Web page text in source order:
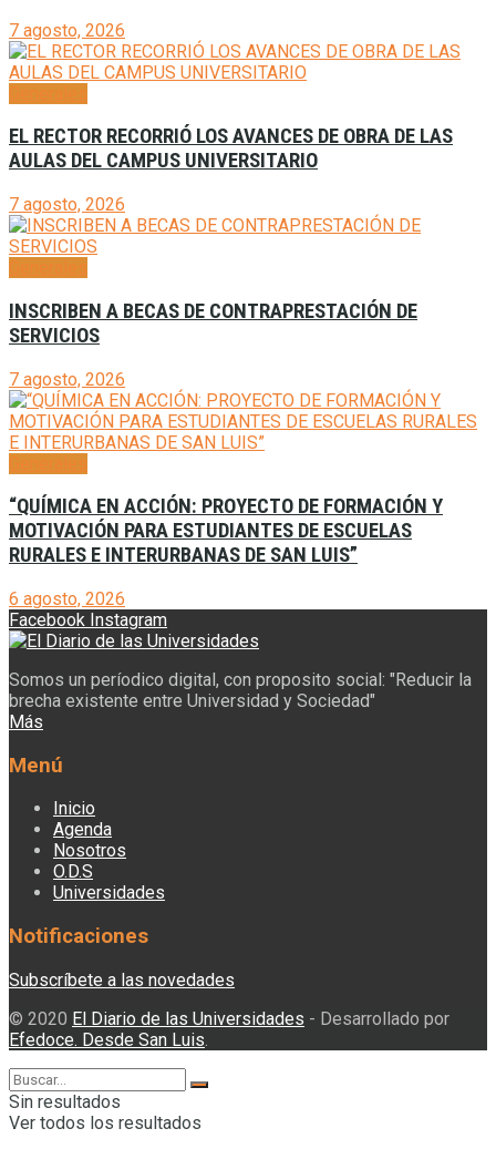
7 agosto, 2026
EL RECTOR RECORRIÓ LOS AVANCES DE OBRA DE LAS
AULAS DEL CAMPUS UNIVERSITARIO
7 agosto, 2026
INSCRIBEN A BECAS DE CONTRAPRESTACIÓN DE
SERVICIOS
7 agosto, 2026
“QUÍMICA EN ACCIÓN: PROYECTO DE FORMACIÓN Y
MOTIVACIÓN PARA ESTUDIANTES DE ESCUELAS
RURALES E INTERURBANAS DE SAN LUIS”
6 agosto, 2026
Facebook Instagram
Somos un períodico digital, con proposito social: "Reducir la
brecha existente entre Universidad y Sociedad"
Más
Menú
Inicio
Agenda
Nosotros
O.D.S
Universidades
Notificaciones
Subscríbete a las novedades
© 2020 El Diario de las Universidades - Desarrollado por
Efedoce. Desde San Luis.
Sin resultados
Ver todos los resultados